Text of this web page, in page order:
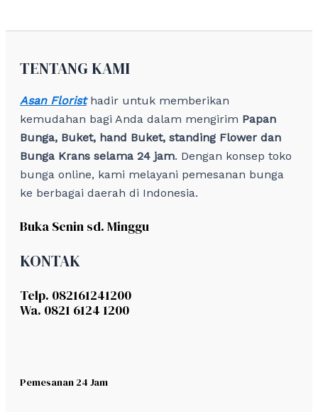
TENTANG KAMI
Asan Floristhadir untuk memberikan
kemudahan bagi Anda dalam mengirim Papan
Bunga, Buket, hand Buket, standing Flower dan
Bunga Krans selama 24 jam. Dengan konsep toko
bunga online, kami melayani pemesanan bunga
ke berbagai daerah di Indonesia.
Buka Senin sd. Minggu
KONTAK
Telp. 082161241200
Wa. 0821 6124 1200
Pemesanan 24 Jam